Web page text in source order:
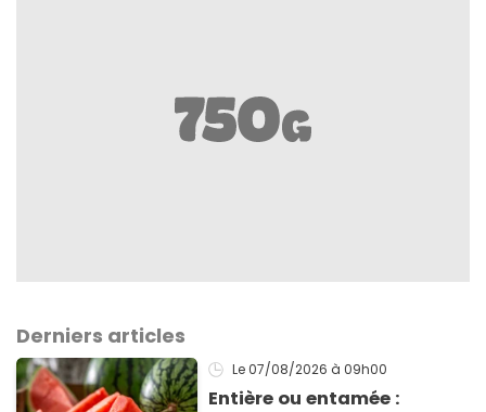
Derniers articles
Le 07/08/2026 à 09h00
Entière ou entamée :